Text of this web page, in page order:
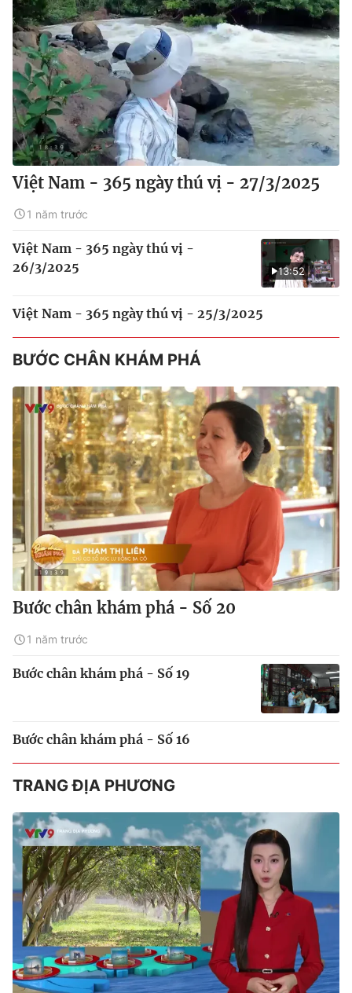
Việt Nam - 365 ngày thú vị - 27/3/2025
1 năm trước
13:52
Việt Nam - 365 ngày thú vị -
26/3/2025
Việt Nam - 365 ngày thú vị - 25/3/2025
BƯỚC CHÂN KHÁM PHÁ
Bước chân khám phá - Số 20
1 năm trước
Bước chân khám phá - Số 19
Bước chân khám phá - Số 16
TRANG ĐỊA PHƯƠNG